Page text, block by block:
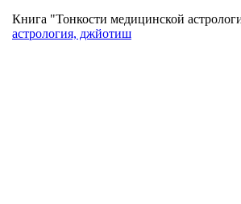
Книга "Тонкости медицинской
астрология, джйотиш